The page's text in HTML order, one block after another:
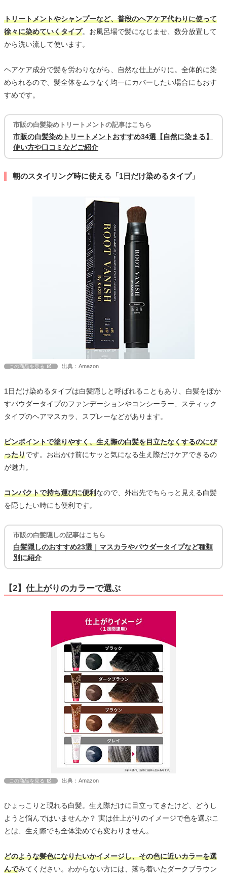
トリートメントやシャンプーなど、普段のヘアケア代わりに使って
徐々に染めていくタイプ。お風呂場で髪になじませ、数分放置して
から洗い流して使います。
ヘアケア成分で髪を労わりながら、自然な仕上がりに。全体的に染
められるので、髪全体をムラなく均一にカバーしたい場合にもおす
すめです。
市販の白髪染めトリートメントの記事はこちら
市販の白髪染めトリートメントおすすめ34選【自然に染まる】
使い方や口コミなどご紹介
朝のスタイリング時に使える「1日だけ染めるタイプ」
この商品を見る 出典：Amazon
1日だけ染めるタイプは白髪隠しと呼ばれることもあり、白髪をぼか
すパウダータイプのファンデーションやコンシーラー、スティック
タイプのヘアマスカラ、スプレーなどがあります。
ピンポイントで塗りやすく、生え際の白髪を目立たなくするのにぴ
ったりです。お出かけ前にサッと気になる生え際だけケアできるの
が魅力。
コンパクトで持ち運びに便利なので、外出先でちらっと見える白髪
を隠したい時にも便利です。
市販の白髪隠しの記事はこちら
白髪隠しのおすすめ23選｜マスカラやパウダータイプなど種類
別に紹介
【2】仕上がりのカラーで選ぶ
この商品を見る 出典：Amazon
ひょっこりと現れる白髪。生え際だけに目立ってきたけど、どうし
ようと悩んではいませんか？ 実は仕上がりのイメージで色を選ぶこ
とは、生え際でも全体染めでも変わりません。
どのような髪色になりたいかイメージし、その色に近いカラーを選
んでみてください。わからない方には、落ち着いたダークブラウン